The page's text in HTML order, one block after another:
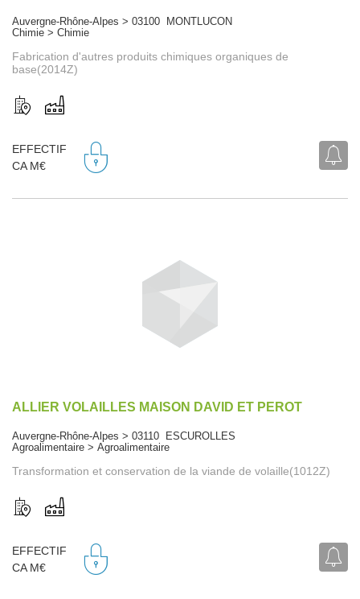
Auvergne-Rhône-Alpes > 03100 MONTLUCON
Chimie > Chimie
Fabrication d'autres produits chimiques organiques de
base(2014Z)
EFFECTIF
CA M€
ALLIER VOLAILLES MAISON DAVID ET PEROT
Auvergne-Rhône-Alpes > 03110 ESCUROLLES
Agroalimentaire > Agroalimentaire
Transformation et conservation de la viande de volaille(1012Z)
EFFECTIF
CA M€